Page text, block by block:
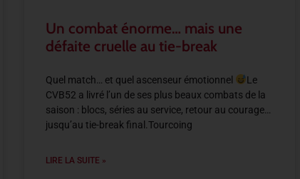
Un combat énorme… mais une
défaite cruelle au tie-break
Quel match… et quel ascenseur émotionnel
Le
CVB52 a livré l’un de ses plus beaux combats de la
saison : blocs, séries au service, retour au courage…
jusqu’au tie-break final.Tourcoing
LIRE LA SUITE »